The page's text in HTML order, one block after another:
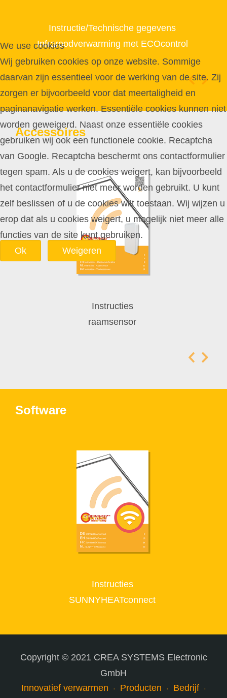
Instructie/Technische gegevens
Infraroodverwarming met ECOcontrol
Accessoires
Instructies
raamsensor
Software
Instructies
SUNNYHEATconnect
Copyright © 2021 CREA SYSTEMS Electronic
GmbH
Innovatief verwarmen
Producten
Bedrijf
We use cookies
Wij gebruiken cookies op onze website. Sommige
daarvan zijn essentieel voor de werking van de site. Zij
zorgen er bijvoorbeeld voor dat meertaligheid en
paginanavigatie werken. Essentiële cookies kunnen niet
worden geweigerd. Naast onze essentiële cookies
gebruiken wij ook een functionele cookie. Recaptcha
van Google. Recaptcha beschermt ons contactformulier
tegen spam. Als u de cookies weigert, kan bijvoorbeeld
het contactformulier niet meer worden gebruikt. U kunt
zelf beslissen of u de cookies wilt toestaan. Wij wijzen u
erop dat als u cookies weigert, u mogelijk niet meer alle
functies van de site kunt gebruiken.
Ok
Weigeren